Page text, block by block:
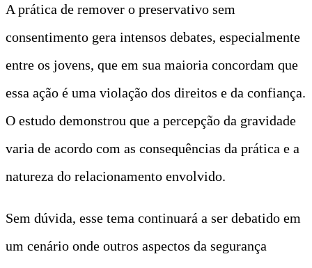
A prática de remover o preservativo sem
consentimento gera intensos debates, especialmente
entre os jovens, que em sua maioria concordam que
essa ação é uma violação dos direitos e da confiança.
O estudo demonstrou que a percepção da gravidade
varia de acordo com as consequências da prática e a
natureza do relacionamento envolvido.
Sem dúvida, esse tema continuará a ser debatido em
um cenário onde outros aspectos da segurança